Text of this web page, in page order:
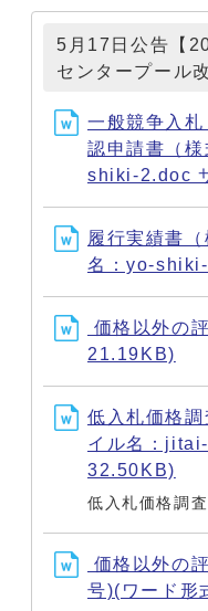
5月17日公告【
センタープール
一般競争入
認申請書（
shiki-2.doc
履行実績書
名：yo-
価格以外の
21.19KB)
低入札価格
イル名：
32.50KB)
低入札価格調
価格以外の
号)(ワード形